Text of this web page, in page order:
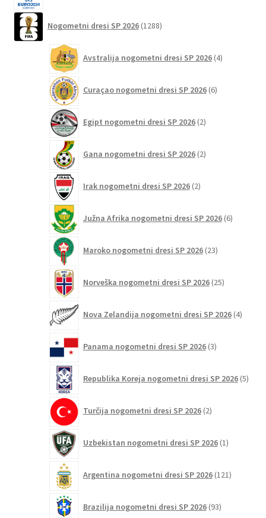
Nogometni dresi SP 2026 1288izdelkov
Avstralija nogometni dresi SP 2026 4izdelki
Curaçao nogometni dresi SP 2026 6izdelkov
Egipt nogometni dresi SP 2026 2izdelka
Gana nogometni dresi SP 2026 2izdelka
Irak nogometni dresi SP 2026 2izdelka
Južna Afrika nogometni dresi SP 2026 6izdelkov
Maroko nogometni dresi SP 2026 23izdelkov
Norveška nogometni dresi SP 2026 25izdelkov
Nova Zelandija nogometni dresi SP 2026 4izdelki
Panama nogometni dresi SP 2026 3izdelki
Republika Koreja nogometni dresi SP 2026 5
Turčija nogometni dresi SP 2026 2izdelka
Uzbekistan nogometni dresi SP 2026 1izdelek
Argentina nogometni dresi SP 2026 121izdelkov
Brazilija nogometni dresi SP 2026 93izdelkov